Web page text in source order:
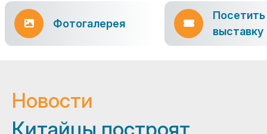
Фотогалерея
Посетить
выставку
Новости
Китайцы построят